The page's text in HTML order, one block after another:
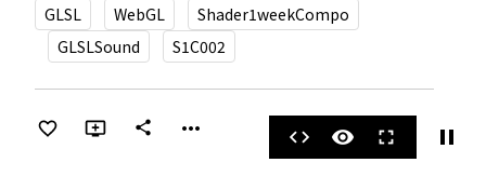
GLSL WebGL
Shader1weekCompo
GLSLSound
S1C002
share more_horiz code visibility fullscreen pause